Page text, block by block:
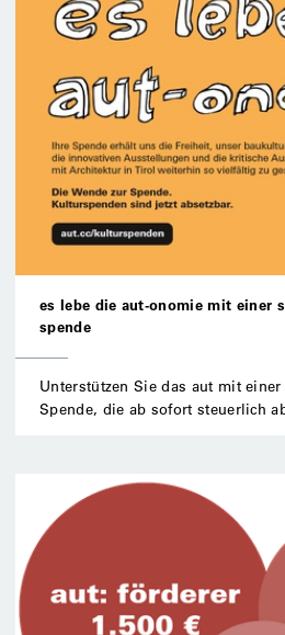
es lebe die aut-onomie mit einer
spende
Unterstützen Sie das aut mit
Spende, die ab sofort steuerlich